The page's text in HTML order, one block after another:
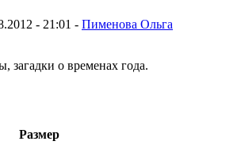
- 21:01 - Пименова Ольга
загадки о временах года.
Размер